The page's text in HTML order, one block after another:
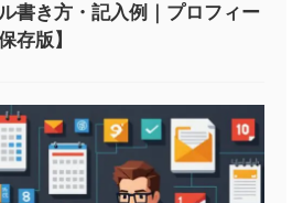
書き方・記入例｜プロフィー
存版】